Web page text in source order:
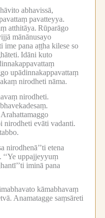
abhavissā,
pavatteyya.
atthitāya. Rūparāgo
mānānusayo
ime pana aṭṭha kilese so
Idāni kuto
upādinnakappavattaṃ
nirodheti nāma.
nirodheti.
Arahattamaggo
nirodheti evāti vadanti.
nirodhenā’’ti etena
‘‘Ye uppajjeyyuṃ
iminā pana
kāmabhavaṃ
Anamatagge saṃsāreti